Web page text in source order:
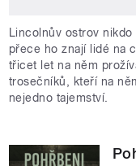
Lincolnův ostrov nikdo
přece ho znají lidé na
třicet let na něm
trosečníků, kteří na
nejedno tajemství.